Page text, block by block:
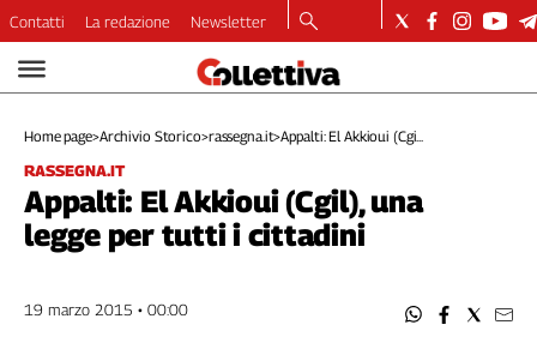
Video
Dirette
Longform
Copertine
Economia
Ambiente
Contatti La redazione Newsletter
Home page>Archivio Storico>rassegna.it>Appalti: El Akkioui (Cgi...
RASSEGNA.IT
Appalti: El Akkioui (Cgil), una
legge per tutti i cittadini
19 marzo 2015 • 00:00